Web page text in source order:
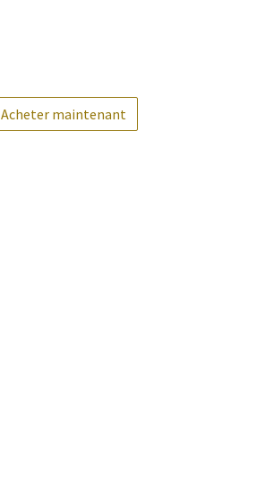
Acheter maintenant